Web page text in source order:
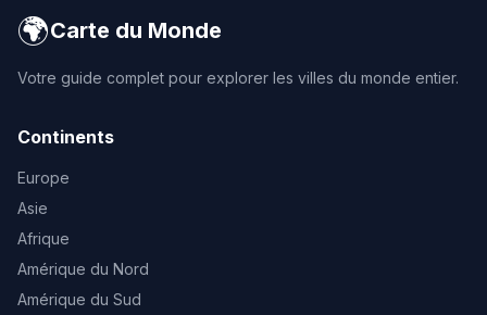
🌍Carte du Monde
Votre guide complet pour explorer les villes du monde entier.
Continents
Europe
Asie
Afrique
Amérique du Nord
Amérique du Sud